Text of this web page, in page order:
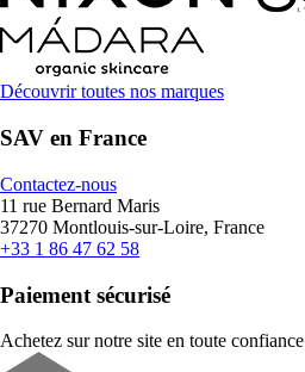
Découvrir toutes nos marques
SAV en France
Contactez-nous
11 rue Bernard Maris
37270 Montlouis-sur-Loire, France
+33 1 86 47 62 58
Paiement sécurisé
Achetez sur notre site en toute confiance